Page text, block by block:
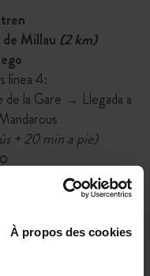
À propos des cookies
Millau (2 km)
línea 4:
de la Gare → Llegada a
+ 20 min a pie)
O
A pie